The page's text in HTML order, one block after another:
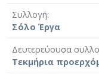
Συλλογή
Σόλο Έργα
Δευτερεύουσα
Τεκμήρια